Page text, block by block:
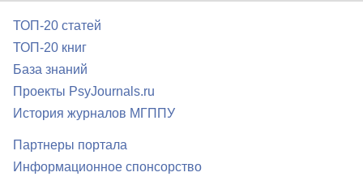
ТОП-20 статей
ТОП-20 книг
База знаний
Проекты PsyJournals.ru
История журналов МГППУ
Партнеры портала
Информационное спонсорство